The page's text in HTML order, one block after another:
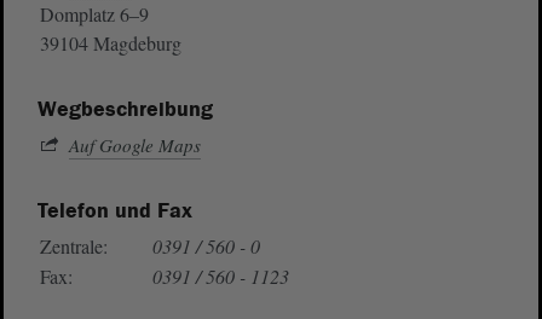
Domplatz 6–9
39104 Magdeburg
Wegbeschreibung
Auf Google Maps
Telefon und Fax
Zentrale:
0391 / 560 - 0
Fax:
0391 / 560 - 1123